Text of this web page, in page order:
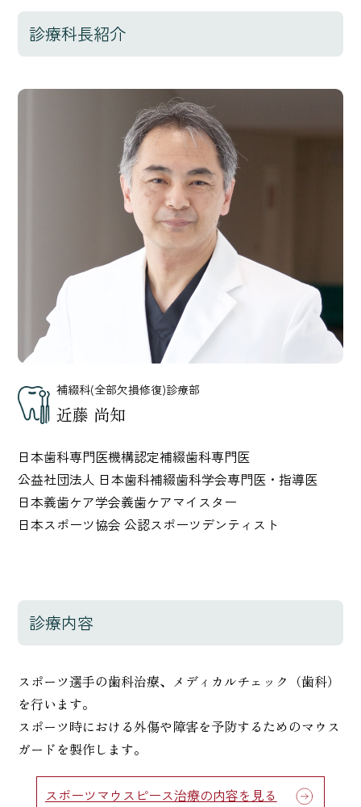
診療科長紹介
補綴科(全部欠損修復)診療部
近藤 尚知
日本歯科専門医機構認定補綴歯科専門医
公益社団法人 日本歯科補綴歯科学会専門医・指導医
日本義歯ケア学会義歯ケアマイスター
日本スポーツ協会 公認スポーツデンティスト
診療内容
スポーツ選手の歯科治療、メディカルチェック（歯科）
を行います。
スポーツ時における外傷や障害を予防するためのマウス
ガードを製作します。
スポーツマウスピース治療の内容を見る